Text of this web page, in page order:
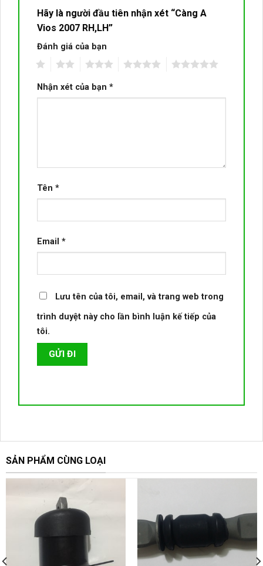
Hãy là người đầu tiên nhận xét “Càng A
Vios 2007 RH,LH”
Đánh giá của bạn
Nhận xét của bạn *
Tên *
Email *
Lưu tên của tôi, email, và trang web trong
trình duyệt này cho lần bình luận kế tiếp của
tôi.
SẢN PHẨM CÙNG LOẠI